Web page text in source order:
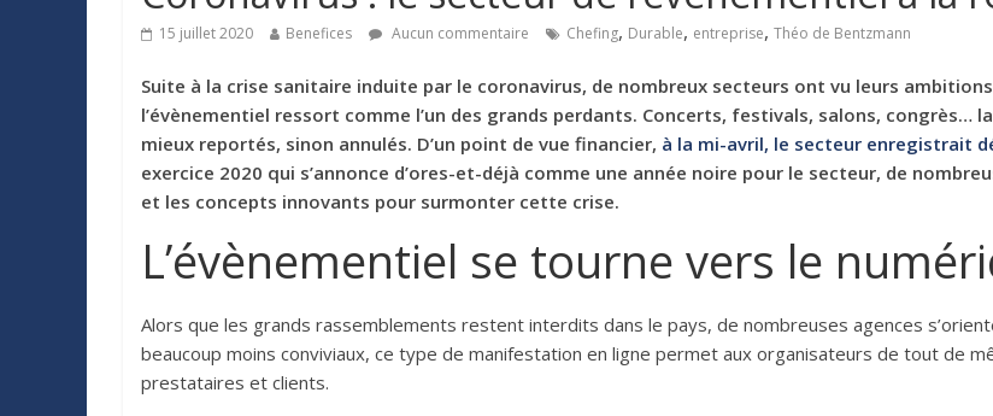
15 juillet 2020 Benefices Aucun commentaire Chefing, Durable, entreprise, Théo de Bentzmann
Suite à la crise sanitaire induite par le coronavirus, de nombreux secteurs ont vu leurs
l’évènementiel ressort comme l’un des grands perdants. Concerts, festivals, salons, congrès…
mieux reportés, sinon annulés. D’un point de vue financier, à la mi-avril, le secteur enregistrait
exercice 2020 qui s’annonce d’ores-et-déjà comme une année noire pour le secteur, de
et les concepts innovants pour surmonter cette crise.
L’évènementiel se tourne vers le
Alors que les grands rassemblements restent interdits dans le pays, de nombreuses agences
beaucoup moins conviviaux, ce type de manifestation en ligne permet aux organisateurs de tout de
prestataires et clients.